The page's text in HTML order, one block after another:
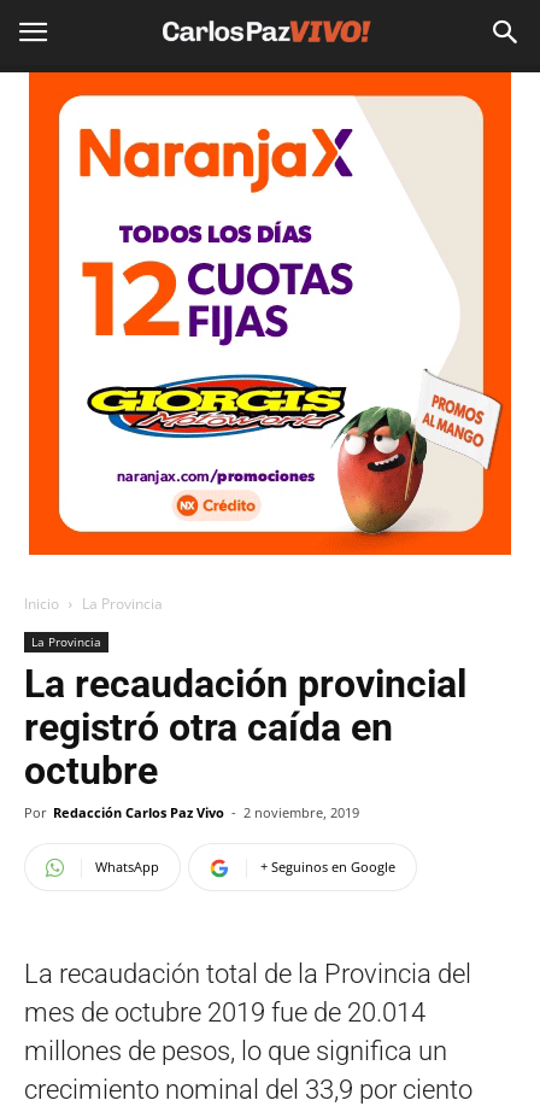
Inicio La Provincia
La Provincia
La recaudación provincial
registró otra caída en
octubre
Por Redacción Carlos Paz Vivo - 2 noviembre, 2019
WhatsApp + Seguinos en Google
La recaudación total de la Provincia del
mes de octubre 2019 fue de 20.014
millones de pesos, lo que significa un
crecimiento nominal del 33,9 por ciento